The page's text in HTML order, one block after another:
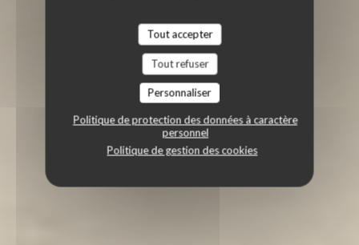
Tout accepter
Tout refuser
Personnaliser
Politique de protection des données à caractère
personnel
Politique de gestion des cookies